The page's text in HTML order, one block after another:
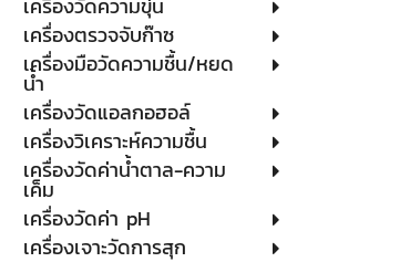
เครื่องวัดความขุ่น
เครื่องตรวจจับก๊าซ
เครื่องมือวัดความชื้น/หยด
น้ำ
เครื่องวัดแอลกอฮอล์
เครื่องวิเคราะห์ความชื้น
เครื่องวัดค่าน้ำตาล-ความ
เค็ม
เครื่องวัดค่า pH
เครื่องเจาะวัดการสุก